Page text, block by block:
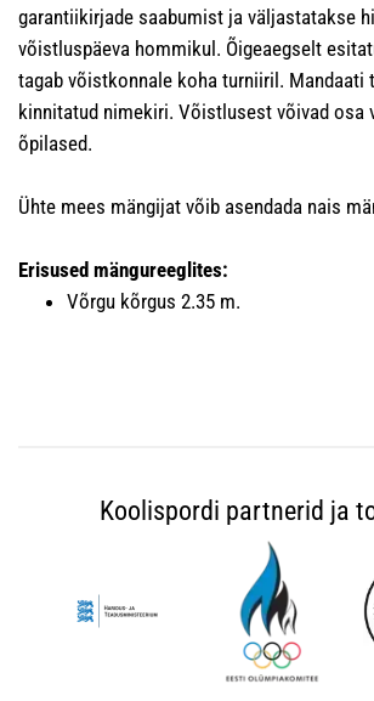
garantiikirjade saabumist ja väljastatakse
võistluspäeva hommikul. Õigeaegselt
tagab võistkonnale koha turniiril. Mandaati
kinnitatud nimekiri. Võistlusest võivad osa
õpilased.
Ühte mees mängijat võib asendada nais
Erisused mängureeglites:
Võrgu kõrgus 2.35 m.
Koolispordi partnerid ja